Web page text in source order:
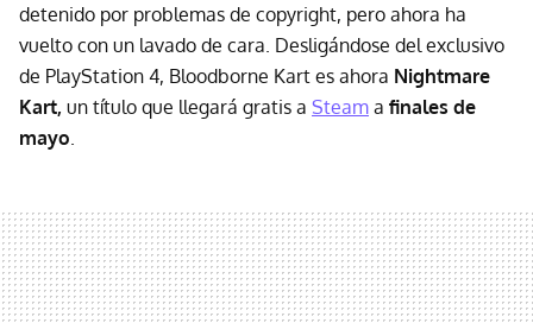
detenido por problemas de copyright, pero ahora ha
vuelto con un lavado de cara. Desligándose del exclusivo
de PlayStation 4, Bloodborne Kart es ahora Nightmare
Kart, un título que llegará gratis a Steam a finales de
mayo.